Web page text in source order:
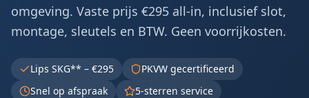
omgeving. Vaste prijs €295 all-in, inclusief slot,
montage, sleutels en BTW. Geen voorrijkosten.
Lips SKG** – €295
PKVW gecertificeerd
Snel op afspraak
5-sterren service